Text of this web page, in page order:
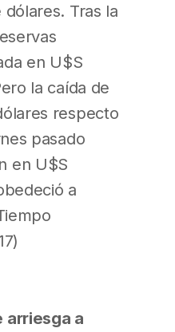
Tras la
en U$S
la caída de
respecto
pasado
en U$S
a
arriesga a